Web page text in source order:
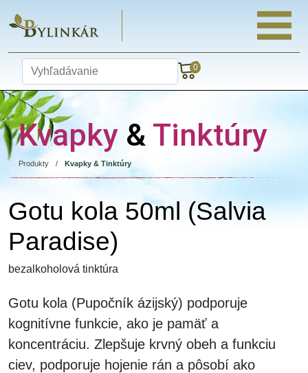
0
Kvapky & Tinktúry
Produkty / Kvapky & Tinktúry
Gotu kola 50ml (Salvia
Paradise)
bezalkoholová tinktúra
Gotu kola (Pupočník ázijský) podporuje
kognitívne funkcie, ako je pamäť a
koncentráciu. Zlepšuje krvný obeh a funkciu
ciev, podporuje hojenie rán a pôsobí ako